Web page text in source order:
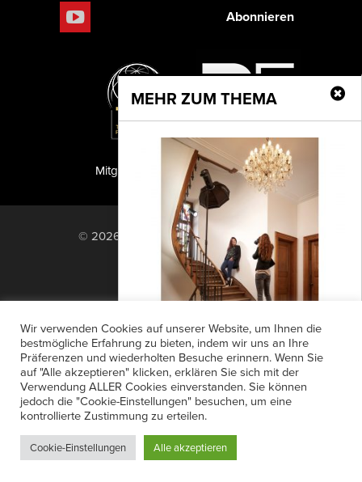
MEHR ZUM THEMA
Siros L Creator Kit
Mit dem neuen „Siros L Creator Kit“
bietet Broncolor ein Set mit zwei Akku-
Kompaktblitzgeräten samt Zubehör für
mobile...
Abonnieren
PF Publishing GmbH
Mitglied der TIPA
© 2026 PF Publishing GmbH. All rights
reserved.
Nach oben
Anzeigensuche
Shop
Zahlungsarten
Widerrufsbelehrung
Datenschutz
AGB
Newsletter-Anmeldung
Verträge hier kündigen
Mein Account
Passwort vergessen
Wir verwenden Cookies auf unserer Website, um Ihnen die
bestmögliche Erfahrung zu bieten, indem wir uns an Ihre
Präferenzen und wiederholten Besuche erinnern. Wenn Sie
auf "Alle akzeptieren" klicken, erklären Sie sich mit der
Verwendung ALLER Cookies einverstanden. Sie können
jedoch die "Cookie-Einstellungen" besuchen, um eine
kontrollierte Zustimmung zu erteilen.
Cookie-Einstellungen Alle akzeptieren